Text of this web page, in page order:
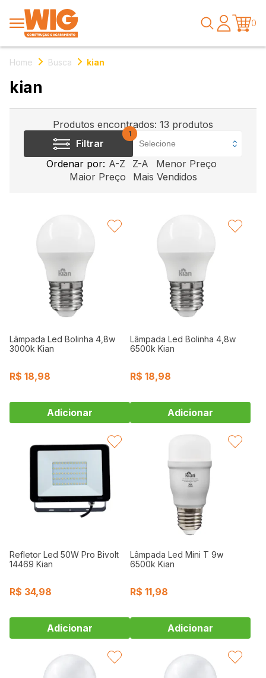
0
Home Busca kian
kian
Produtos encontrados: 13 produtos
Filtrar
1
Ordenar por: A-Z Z-A
Menor Preço
Maior Preço
Mais Vendidos
Lâmpada Led Bolinha 4,8w
3000k Kian
R$ 18,98
FAVORITAR
Lâmpada Led Bolinha 4,8w
6500k Kian
R$ 18,98
FAVORITAR
Refletor Led 50W Pro Bivolt
14469 Kian
R$ 34,98
FAVORITAR
Lâmpada Led Mini T 9w
6500k Kian
R$ 11,98
FAVORITAR
FAVORITAR FAVORITAR